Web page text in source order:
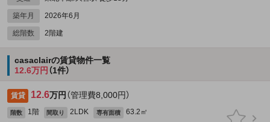
築年月 2026年6月
総階数 2階建
casaclairの賃貸物件一覧
12.6万円 （1件）
賃貸 12.6万円 （管理費8,000円）
階数 1階 間取り 2LDK 専有面積 63.2㎡